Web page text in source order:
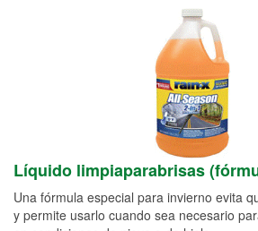
Líquido limpiaparabrisas
Una fórmula especial para invierno evita
y permite usarlo cuando sea necesario